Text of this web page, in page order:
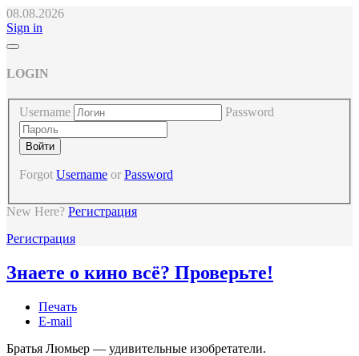
08.08.2026
Sign in
LOGIN
Username Password
Forgot Username or Password
New Here? Регистрация
Регистрация
Знаете о кино всё? Проверьте!
Печать
E-mail
Братья Люмьер — удивительные изобретатели.